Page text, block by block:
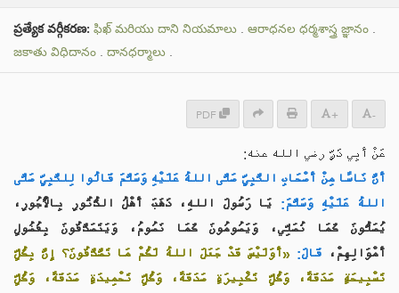
ప్రత్యేక వర్గీకరణ: ఫిఖ్ మరియు దాని నియమాలు . ఆరాధనల ధర్మశాస్త్ర జ్ఞానం .
జకాతు విధిదానం . దానధర్మాలు .
PDF + -
عَنْ أَبِي ذَرٍّ رضي الله عنه:
أَنَّ نَاسًا مِنْ أَصْحَابِ النَّبِيِّ صَلَّى اللهُ عَلَيْهِ وَسَلَّمَ قَالُوا لِلنَّبِيِّ صَلَّى
اللهُ عَلَيْهِ وَسَلَّمَ: يَا رَسُولَ اللهِ، ذَهَبَ أَهْلُ الدُّثُورِ بِالْأُجُورِ،
يُصَلُّونَ كَمَا نُصَلِّي، وَيَصُومُونَ كَمَا نَصُومُ، وَيَتَصَدَّقُونَ بِفُضُولِ
أَمْوَالِهِمْ،
قَالَ: «أَوَلَيْسَ قَدْ جَعَلَ اللهُ لَكُمْ مَا تَصَّدَّقُونَ؟ إِنَّ بِكُلِّ
تَسْبِيحَةٍ صَدَقَةً، وَكُلِّ تَكْبِيرَةٍ صَدَقَةً، وَكُلِّ تَحْمِيدَةٍ صَدَقَةً، وَكُلِّ